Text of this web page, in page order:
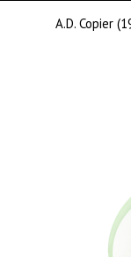
A.D. Copier